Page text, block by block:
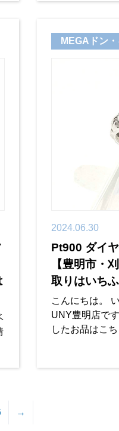
MEGAドン
2024.06.30
Pt900 ダイ
【豊明市・
取りはいちふ
こんにちは。
UNY豊明店で
したお品はこ
→